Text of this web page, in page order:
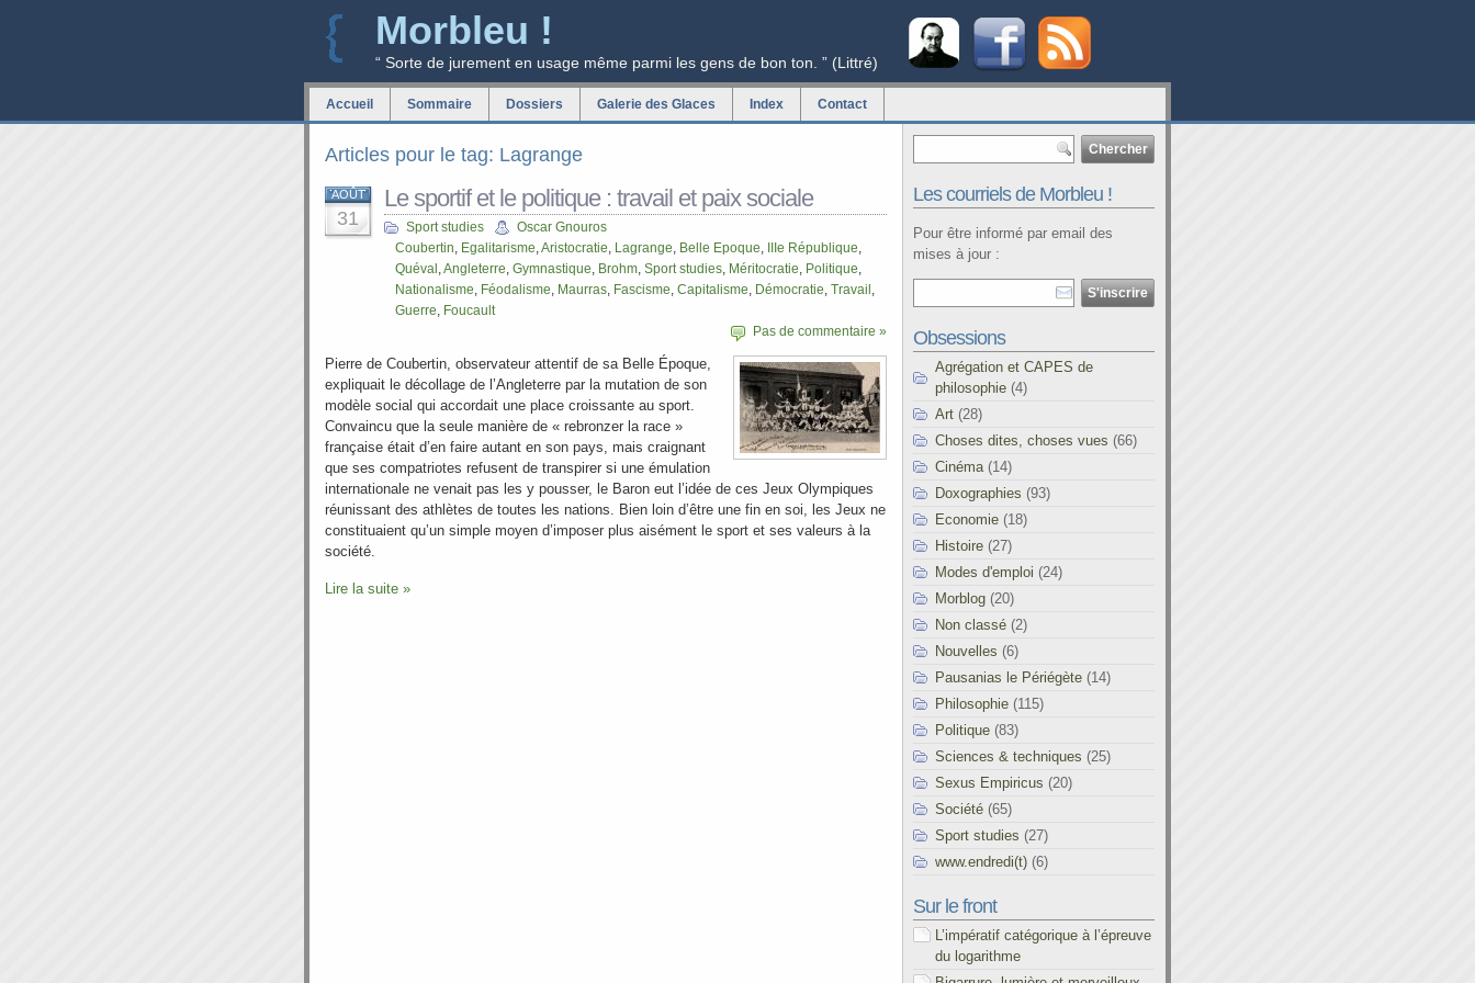
Morbleu !
“ Sorte de jurement en usage même parmi les gens de bon ton. ” (Littré)
Accueil Sommaire Dossiers Galerie des Glaces Index Contact
Articles pour le tag: Lagrange
AOÛT
31
Le sportif et le politique : travail et paix sociale
Sport studies
Oscar Gnouros
Coubertin, Egalitarisme,Aristocratie, Lagrange, Belle Epoque, IIIe République,
Quéval ,Angleterre, Gymnastique, Brohm, Sport studies, Méritocratie, Politique,
Nationalisme, Féodalisme, Maurras, Fascisme, Capitalisme, Démocratie, Travail ,
Guerre, Foucault
Pas de commentaire »
Pierre de Coubertin, observateur attentif de sa Belle Époque,
expliquait le décollage de l’Angleterre par la mutation de son
modèle social qui accordait une place croissante au sport.
Convaincu que la seule manière de « rebronzer la race »
française était d’en faire autant en son pays, mais craignant
que ses compatriotes refusent de transpirer si une émulation
internationale ne venait pas les y pousser, le Baron eut l’idée de ces Jeux Olympiques
réunissant des athlètes de toutes les nations. Bien loin d’être une fin en soi, les Jeux ne
constituaient qu’un simple moyen d’imposer plus aisément le sport et ses valeurs à la
société.
Lire la suite »
Les courriels de Morbleu !
Pour être informé par email des
mises à jour :
Obsessions
Agrégation et CAPES de
philosophie (4)
Art (28)
Choses dites, choses vues (66)
Cinéma (14)
Doxographies (93)
Economie (18)
Histoire (27)
Modes d'emploi (24)
Morblog (20)
Non classé (2)
Nouvelles (6)
Pausanias le Périégète (14)
Philosophie (115)
Politique (83)
Sciences & techniques (25)
Sexus Empiricus (20)
Société (65)
Sport studies (27)
www.endredi(t) (6)
Sur le front
L’impératif catégorique à l’épreuve
du logarithme